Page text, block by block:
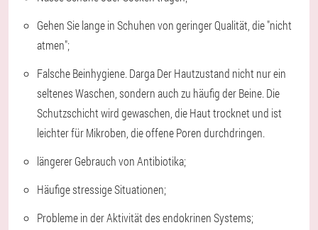
Gehen Sie lange in Schuhen von geringer Qualität, die "nicht
atmen";
Falsche Beinhygiene. Darga Der Hautzustand nicht nur ein
seltenes Waschen, sondern auch zu häufig der Beine. Die
Schutzschicht wird gewaschen, die Haut trocknet und ist
leichter für Mikroben, die offene Poren durchdringen.
längerer Gebrauch von Antibiotika;
Häufige stressige Situationen;
Probleme in der Aktivität des endokrinen Systems;